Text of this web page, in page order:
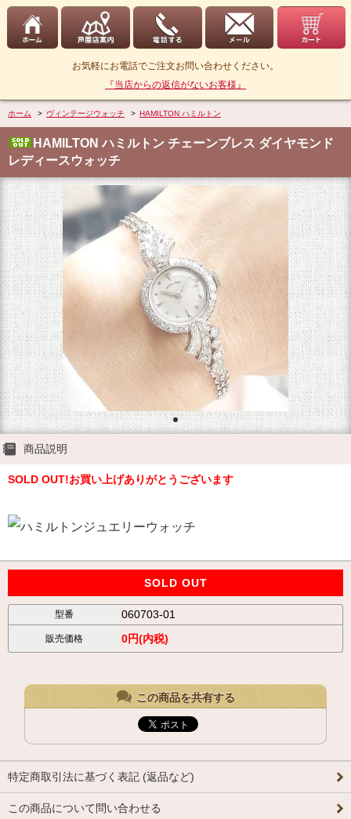
お気軽にお電話でご注文お問い合わせください。
『当店からの返信がないお客様』
ホーム > ヴィンテージウォッチ > HAMILTON ハミルトン
HAMILTON ハミルトン チェーンブレス ダイヤモンド
レディースウォッチ
商品説明
SOLD OUT!お買い上げありがとうございます
SOLD OUT
型番 060703-01
販売価格 0円(内税)
この商品を共有する
特定商取引法に基づく表記 (返品など)
この商品について問い合わせる